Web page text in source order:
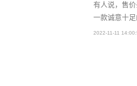
有人说，售
一款诚意十
2022-11-11